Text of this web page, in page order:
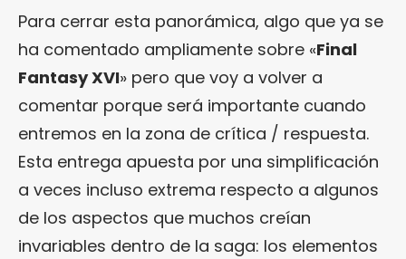
Para cerrar esta panorámica, algo que ya se
ha comentado ampliamente sobre «Final
Fantasy XVI» pero que voy a volver a
comentar porque será importante cuando
entremos en la zona de crítica / respuesta.
Esta entrega apuesta por una simplificación
a veces incluso extrema respecto a algunos
de los aspectos que muchos creían
invariables dentro de la saga: los elementos